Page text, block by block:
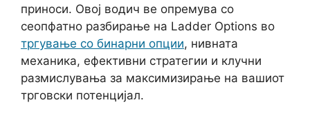
приноси. Овој водич ве опремува со
сеопфатно разбирање на Ladder Options во
тргување со бинарни опции, нивната
механика, ефективни стратегии и клучни
размислувања за максимизирање на вашиот
трговски потенцијал.